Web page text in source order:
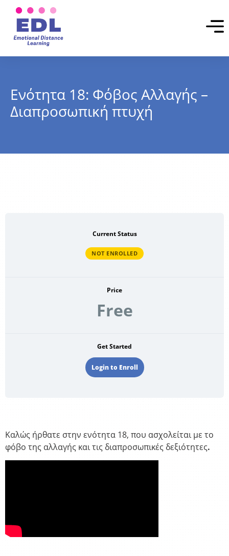
Ενότητα 18: Φόβος Αλλαγής –
Διαπροσωπική πτυχή
Current Status
NOT ENROLLED
Price
Free
Get Started
Login to Enroll
Καλώς ήρθατε στην ενότητα 18, που ασχολείται με το
φόβο της αλλαγής και τις διαπροσωπικές δεξιότητες.